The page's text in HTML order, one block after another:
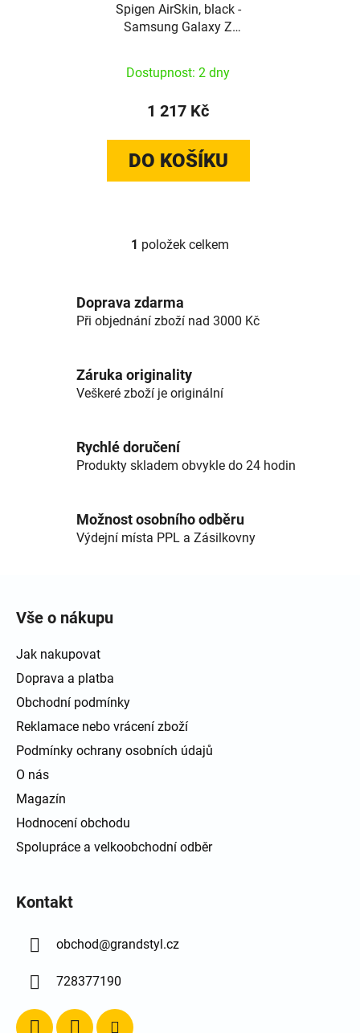
Spigen AirSkin, black -
Samsung Galaxy Z
Dostupnost: 2 dny
1 217 Kč
DO KOŠÍKU
Ovládací prvky výpisu
1 položek celkem
Doprava zdarma
Při objednání zboží nad 3000 Kč
Záruka originality
Veškeré zboží je originální
Rychlé doručení
Produkty skladem obvykle do 24 hodin
Možnost osobního odběru
Výdejní místa PPL a Zásilkovny
Vše o nákupu
Jak nakupovat
Doprava a platba
Obchodní podmínky
Reklamace nebo vrácení zboží
Podmínky ochrany osobních údajů
O nás
Magazín
Hodnocení obchodu
Spolupráce a velkoobchodní odběr
Kontakt
obchod@grandstyl.cz
728377190